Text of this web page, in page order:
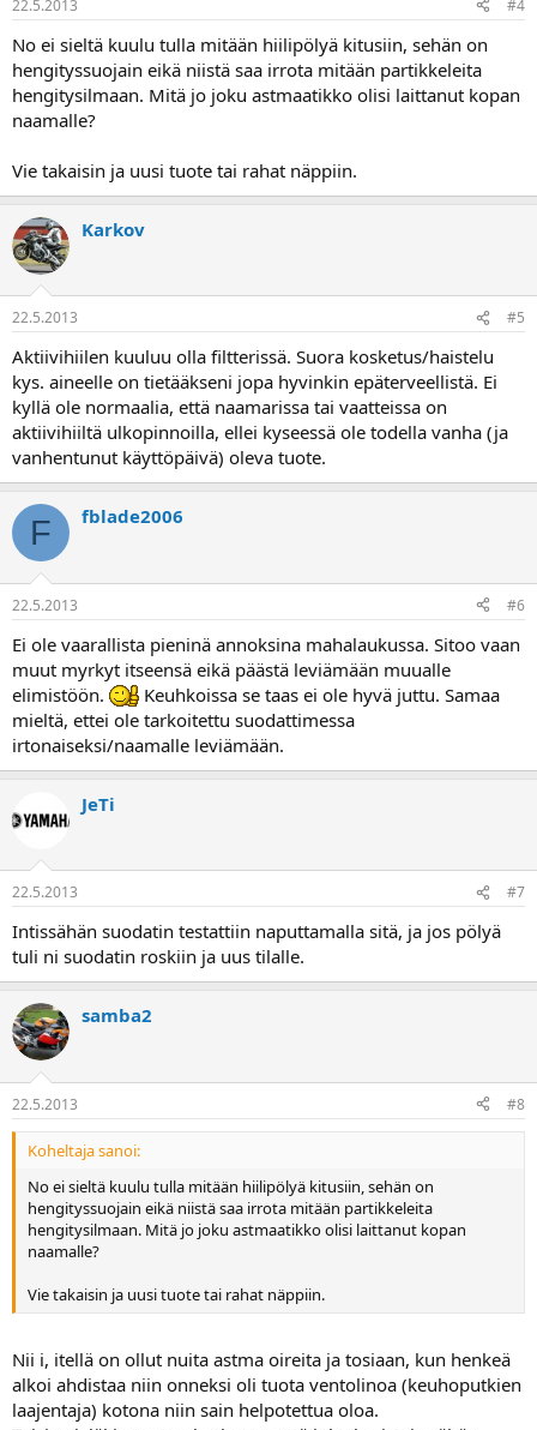
22.5.2013 #4
No ei sieltä kuulu tulla mitään hiilipölyä kitusiin, sehän on
hengityssuojain eikä niistä saa irrota mitään partikkeleita
hengitysilmaan. Mitä jo joku astmaatikko olisi laittanut kopan
naamalle?
Vie takaisin ja uusi tuote tai rahat näppiin.
Karkov
22.5.2013 #5
Aktiivihiilen kuuluu olla filtterissä. Suora kosketus/haistelu
kys. aineelle on tietääkseni jopa hyvinkin epäterveellistä. Ei
kyllä ole normaalia, että naamarissa tai vaatteissa on
aktiivihiiltä ulkopinnoilla, ellei kyseessä ole todella vanha (ja
vanhentunut käyttöpäivä) oleva tuote.
F fblade2006
22.5.2013 #6
Ei ole vaarallista pieninä annoksina mahalaukussa. Sitoo vaan
muut myrkyt itseensä eikä päästä leviämään muualle
elimistöön.
Keuhkoissa se taas ei ole hyvä juttu. Samaa
mieltä, ettei ole tarkoitettu suodattimessa
irtonaiseksi/naamalle leviämään.
JeTi
22.5.2013 #7
Intissähän suodatin testattiin naputtamalla sitä, ja jos pölyä
tuli ni suodatin roskiin ja uus tilalle.
samba2
22.5.2013 #8
Koheltaja sanoi:
No ei sieltä kuulu tulla mitään hiilipölyä kitusiin, sehän on
hengityssuojain eikä niistä saa irrota mitään partikkeleita
hengitysilmaan. Mitä jo joku astmaatikko olisi laittanut kopan
naamalle?
Vie takaisin ja uusi tuote tai rahat näppiin.
Nii i, itellä on ollut nuita astma oireita ja tosiaan, kun henkeä
alkoi ahdistaa niin onneksi oli tuota ventolinoa (keuhoputkien
laajentaja) kotona niin sain helpotettua oloa.